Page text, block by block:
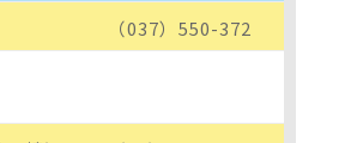
（037）550-372